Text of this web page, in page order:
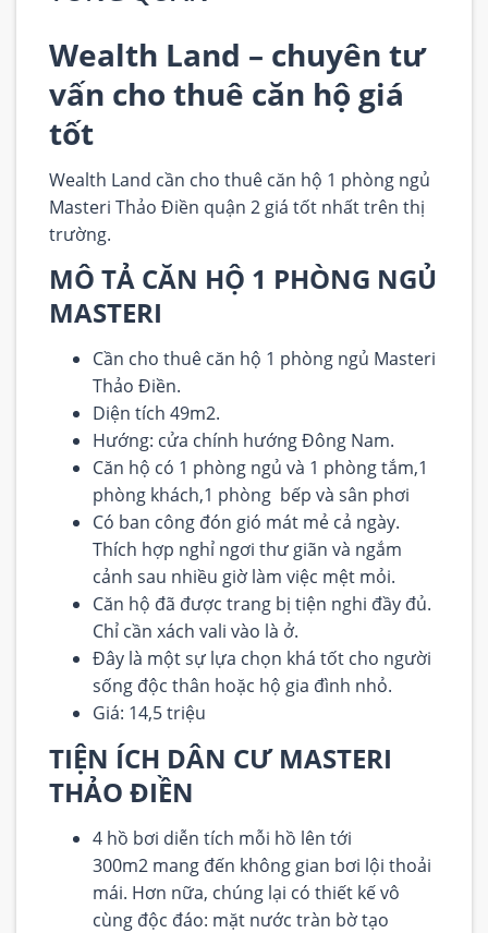
Wealth Land – chuyên tư
vấn cho thuê căn hộ giá
tốt
Wealth Land cần cho thuê căn hộ 1 phòng ngủ
Masteri Thảo Điền quận 2 giá tốt nhất trên thị
trường.
MÔ TẢ CĂN HỘ 1 PHÒNG NGỦ
MASTERI
Cần cho thuê căn hộ 1 phòng ngủ Masteri
Thảo Điền.
Diện tích 49m2.
Hướng: cửa chính hướng Đông Nam.
Căn hộ có 1 phòng ngủ và 1 phòng tắm,1
phòng khách,1 phòng bếp và sân phơi
Có ban công đón gió mát mẻ cả ngày.
Thích hợp nghỉ ngơi thư giãn và ngắm
cảnh sau nhiều giờ làm việc mệt mỏi.
Căn hộ đã được trang bị tiện nghi đầy đủ.
Chỉ cần xách vali vào là ở.
Đây là một sự lựa chọn khá tốt cho người
sống độc thân hoặc hộ gia đình nhỏ.
Giá: 14,5 triệu
TIỆN ÍCH DÂN CƯ MASTERI
THẢO ĐIỀN
4 hồ bơi diễn tích mỗi hồ lên tới
300m2 mang đến không gian bơi lội thoải
mái. Hơn nữa, chúng lại có thiết kế vô
cùng độc đáo: mặt nước tràn bờ tạo